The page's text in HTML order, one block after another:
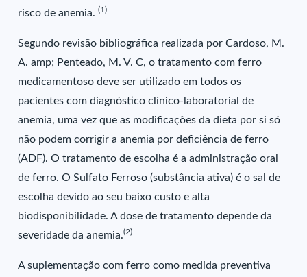
risco de anemia.(1)
Segundo revisão bibliográfica realizada por Cardoso, M.
A. amp; Penteado, M. V. C, o tratamento com ferro
medicamentoso deve ser utilizado em todos os
pacientes com diagnóstico clínico-laboratorial de
anemia, uma vez que as modificações da dieta por si só
não podem corrigir a anemia por deficiência de ferro
(ADF). O tratamento de escolha é a administração oral
de ferro. O Sulfato Ferroso (substância ativa) é o sal de
escolha devido ao seu baixo custo e alta
biodisponibilidade. A dose de tratamento depende da
severidade da anemia.(2)
A suplementação com ferro como medida preventiva